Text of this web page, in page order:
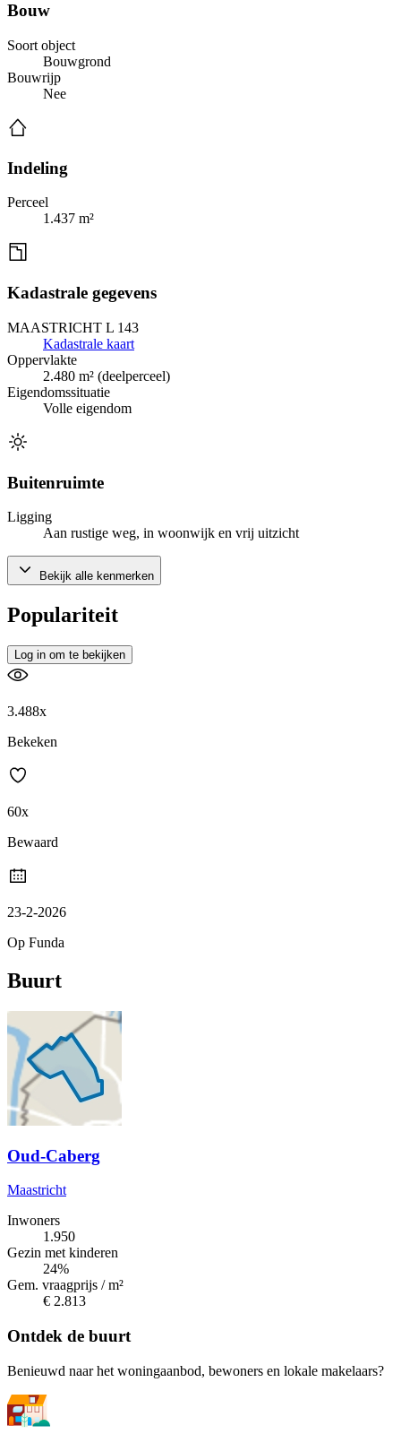
Bouw
Soort object
Bouwgrond
Bouwrijp
Nee
Indeling
Perceel
1.437 m²
Kadastrale gegevens
MAASTRICHT L 143
Kadastrale kaart
Oppervlakte
2.480 m² (deelperceel)
Eigendomssituatie
Volle eigendom
Buitenruimte
Ligging
Aan rustige weg, in woonwijk en vrij uitzicht
Bekijk alle kenmerken
Populariteit
Log in om te bekijken
3.488x
Bekeken
60x
Bewaard
23-2-2026
Op Funda
Buurt
Oud-Caberg
Maastricht
Inwoners
1.950
Gezin met kinderen
24%
Gem. vraagprijs / m²
€ 2.813
Ontdek de buurt
Benieuwd naar het woningaanbod, bewoners en lokale makelaars?